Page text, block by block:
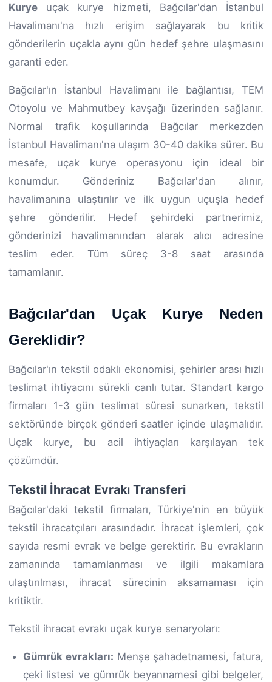
Kurye uçak kurye hizmeti, Bağcılar'dan İstanbul
Havalimanı'na hızlı erişim sağlayarak bu kritik
gönderilerin uçakla aynı gün hedef şehre ulaşmasını
garanti eder.
Bağcılar'ın İstanbul Havalimanı ile bağlantısı, TEM
Otoyolu ve Mahmutbey kavşağı üzerinden sağlanır.
Normal trafik koşullarında Bağcılar merkezden
İstanbul Havalimanı'na ulaşım 30-40 dakika sürer. Bu
mesafe, uçak kurye operasyonu için ideal bir
konumdur. Gönderiniz Bağcılar'dan alınır,
havalimanına ulaştırılır ve ilk uygun uçuşla hedef
şehre gönderilir. Hedef şehirdeki partnerimiz,
gönderinizi havalimanından alarak alıcı adresine
teslim eder. Tüm süreç 3-8 saat arasında
tamamlanır.
Bağcılar'dan Uçak Kurye Neden
Gereklidir?
Bağcılar'ın tekstil odaklı ekonomisi, şehirler arası hızlı
teslimat ihtiyacını sürekli canlı tutar. Standart kargo
firmaları 1-3 gün teslimat süresi sunarken, tekstil
sektöründe birçok gönderi saatler içinde ulaşmalıdır.
Uçak kurye, bu acil ihtiyaçları karşılayan tek
çözümdür.
Tekstil İhracat Evrakı Transferi
Bağcılar'daki tekstil firmaları, Türkiye'nin en büyük
tekstil ihracatçıları arasındadır. İhracat işlemleri, çok
sayıda resmi evrak ve belge gerektirir. Bu evrakların
zamanında tamamlanması ve ilgili makamlara
ulaştırılması, ihracat sürecinin aksamaması için
kritiktir.
Tekstil ihracat evrakı uçak kurye senaryoları:
Gümrük evrakları: Menşe şahadetnamesi, fatura,
çeki listesi ve gümrük beyannamesi gibi belgeler,